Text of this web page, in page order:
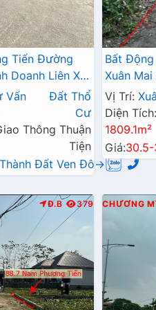
Tiến Đường
Doanh Liên Xã
Vấn
Đất Thổ
Cư
Thông Thuận
Tiện
Thành Đất Ven Đô→
Bất Động
Xuân
Đất Làn
Vị Trí:
Diện Tích:
1809.1m²
Giá:30.5-
Đ.B 379 CHƯƠNG